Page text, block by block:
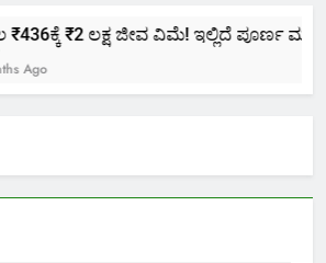
₹436ಕ್ಕೆ ₹2 ಲಕ್ಷ ಜೀವ ವಿಮೆ! ಇಲ್ಲಿದೆ ಪೂರ್ಣ
Ago